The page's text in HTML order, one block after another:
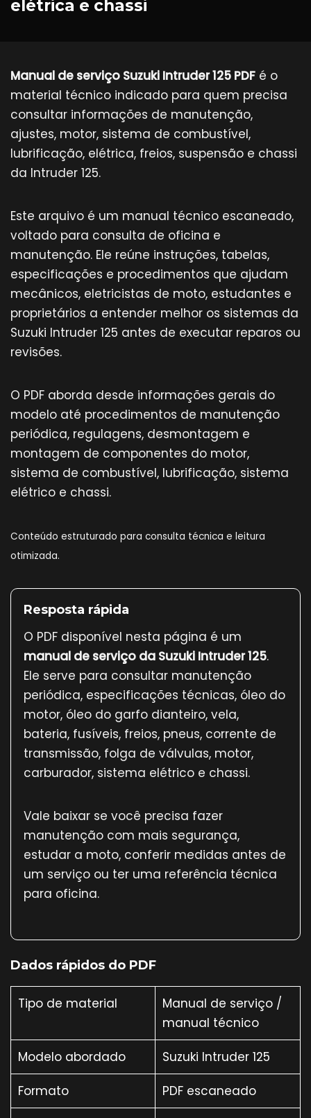
elétrica e chassi
Manual de serviço Suzuki Intruder 125 PDF é o
material técnico indicado para quem precisa
consultar informações de manutenção,
ajustes, motor, sistema de combustível,
lubrificação, elétrica, freios, suspensão e chassi
da Intruder 125.
Este arquivo é um manual técnico escaneado,
voltado para consulta de oficina e
manutenção. Ele reúne instruções, tabelas,
especificações e procedimentos que ajudam
mecânicos, eletricistas de moto, estudantes e
proprietários a entender melhor os sistemas da
Suzuki Intruder 125 antes de executar reparos ou
revisões.
O PDF aborda desde informações gerais do
modelo até procedimentos de manutenção
periódica, regulagens, desmontagem e
montagem de componentes do motor,
sistema de combustível, lubrificação, sistema
elétrico e chassi.
Conteúdo estruturado para consulta técnica e leitura
otimizada.
Resposta rápida
O PDF disponível nesta página é um
manual de serviço da Suzuki Intruder 125.
Ele serve para consultar manutenção
periódica, especificações técnicas, óleo do
motor, óleo do garfo dianteiro, vela,
bateria, fusíveis, freios, pneus, corrente de
transmissão, folga de válvulas, motor,
carburador, sistema elétrico e chassi.
Vale baixar se você precisa fazer
manutenção com mais segurança,
estudar a moto, conferir medidas antes de
um serviço ou ter uma referência técnica
para oficina.
Dados rápidos do PDF
Tipo de material
Manual de serviço /
manual técnico
Modelo abordado Suzuki Intruder 125
Formato PDF escaneado